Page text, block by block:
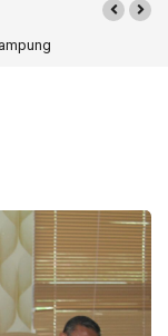
Transformasi 2025